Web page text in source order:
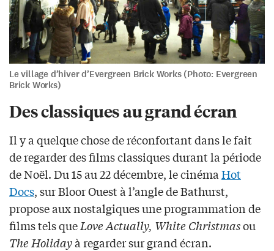
Le village d’hiver d’Evergreen Brick Works (Photo: Evergreen
Brick Works)
Des classiques au grand écran
Il y a quelque chose de réconfortant dans le fait
de regarder des films classiques durant la période
de Noël. Du 15 au 22 décembre, le cinéma Hot
Docs, sur Bloor Ouest à l’angle de Bathurst,
propose aux nostalgiques une programmation de
films tels queLove Actually, White Christmasou
The Holidayà regarder sur grand écran.